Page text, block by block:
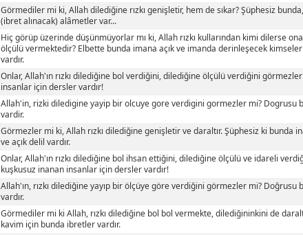
Görmediler mi ki, Allah dilediğine rızkı genişletir, hem de sıkar? Şüphesiz
(ibret alınacak) alâmetler var...
Hiç görüp üzerinde düşünmüyorlar mı ki, Allah rızkı kullarından kimi dilerse
ölçülü vermektedir? Elbette bunda imana açık ve imanda derinleşecek
vardır.
Onlar, Allah'ın rızkı dilediğine bol verdiğini, dilediğine ölçülü verdiğini
insanlar için dersler vardır!
Allah'in, rizki diledigine yayip bir olcuye gore verdigini gormezler mi? Dogrusu
vardir.
Görmezler mi ki, Allah rızkı dilediğine genişletir ve daraltır. Şüphesiz ki bunda
ve açık delil vardır.
Onlar, Allah'ın rızkı dilediğine bol ihsan ettiğini, dilediğine ölçülü ve idareli
kuşkusuz inanan insanlar için dersler vardır!
Allah'ın, rızkı dilediğine yayıp bir ölçüye göre verdiğini görmezler mi?
vardır.
Görmediler mi ki Allah, rızkı dilediğine bol bol vermekte, dilediğininkini de
kavim için bunda ibretler vardır.